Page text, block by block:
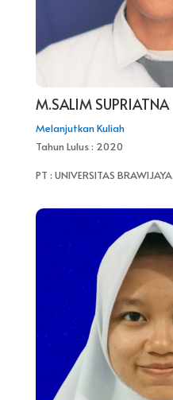
M.SALIM SUPRIATNA
Melanjutkan Kuliah
Tahun Lulus : 2020
PT : UNIVERSITAS BRAWIJAYA